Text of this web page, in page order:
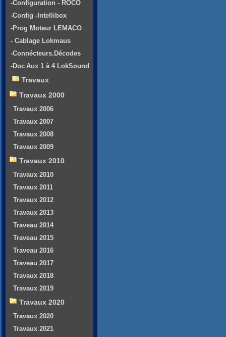
-Configuration - ROCO
-Config -Intellibox
-Prog Moteur LEMACO
- Cablage Lokmaus
-Connécteurs.Décodes
-Doc Aux 1 à 4 LokSound
Travaux
Travaux 2000
Travaux 2006
Travaux 2007
Travaux 2008
Travaux 2009
Travaux 2010
Travaux 2010
Travaux 2011
Travaux 2012
Travaux 2013
Traveau 2014
Traveau 2015
Traveau 2016
Traveau 2017
Travaux 2018
Travaux 2019
Travaux 2020
Travaux 2020
Travaux 2021